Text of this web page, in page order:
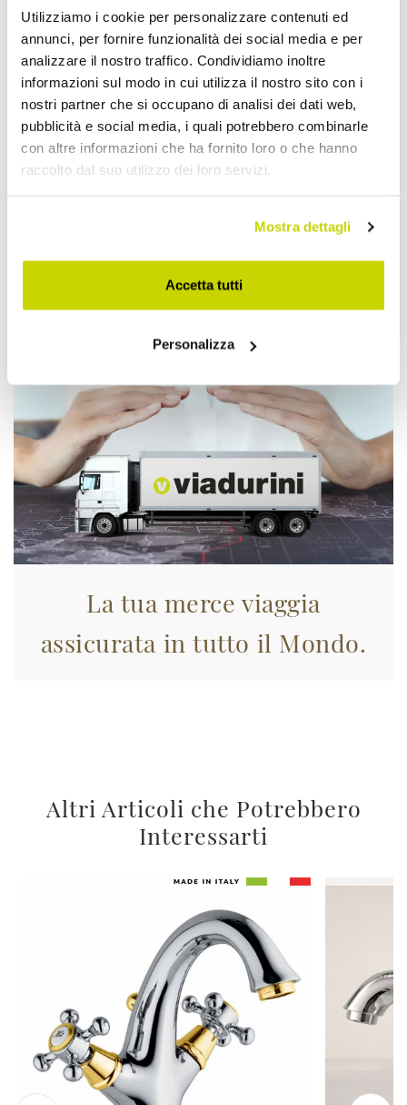
Utilizziamo i cookie per personalizzare contenuti ed
annunci, per fornire funzionalità dei social media e per
analizzare il nostro traffico. Condividiamo inoltre
informazioni sul modo in cui utilizza il nostro sito con i
nostri partner che si occupano di analisi dei dati web,
pubblicità e social media, i quali potrebbero combinarle
con altre informazioni che ha fornito loro o che hanno
raccolto dal suo utilizzo dei loro servizi.
Mostra dettagli
Accetta tutti
Personalizza
Approfittane subito!
La tua merce viaggia
assicurata in tutto il Mondo.
Altri Articoli che Potrebbero
Interessarti